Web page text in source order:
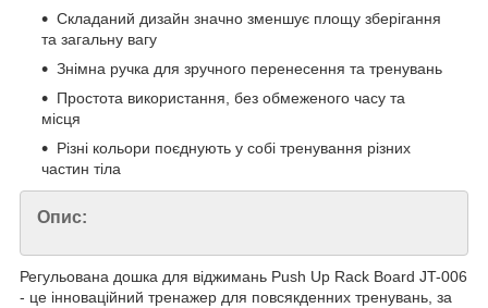
Складаний дизайн значно зменшує площу зберігання
та загальну вагу
Знімна ручка для зручного перенесення та тренувань
Простота використання, без обмеженого часу та
місця
Різні кольори поєднують у собі тренування різних
частин тіла
Опис:
Регульована дошка для віджимань Push Up Rack Board JT-006
- це інноваційний тренажер для повсякденних тренувань, за